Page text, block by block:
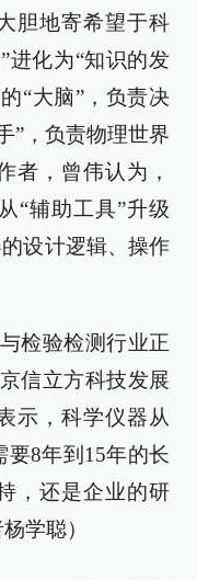
胆地寄希望于科
进化为“知识的发
“大脑”，负责决
”，负责物理世界
者，曾伟认为，
“辅助工具”升级
设计逻辑、操作
检验检测行业正
信立方科技发展
示，科学仪器从
要8年到15年的长
，还是企业的研
学聪）